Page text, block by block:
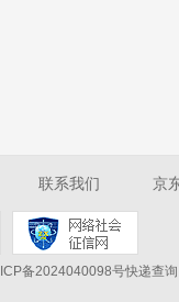
联系我们 京
备2024040098号快递查询